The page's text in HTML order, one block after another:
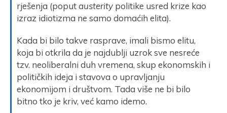
rješenja (poputausterity politike usred krize kao
izraz idiotizma ne samo domaćih elita).
Kada bi bilo takve rasprave, imali bismo elitu,
koja bi otkrila da je najdublji uzrok sve nesreće
tzv. neoliberalni duh vremena, skup ekonomskih i
političkih ideja i stavova o upravljanju
ekonomijom i društvom. Tada više ne bi bilo
bitno tko je kriv, već kamo idemo.